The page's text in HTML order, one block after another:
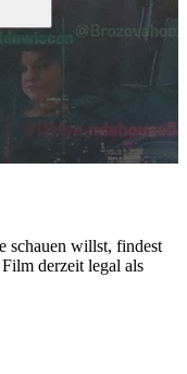
schauen willst, findest
derzeit legal als